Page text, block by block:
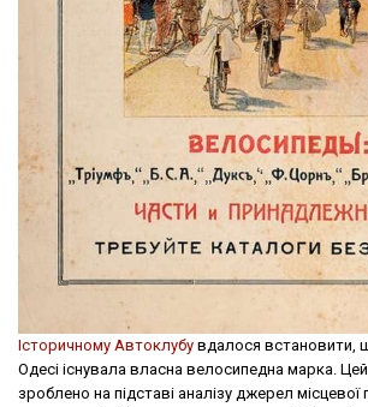
Історичному Автоклубу вдалося встановити,
Одесі існувала власна велосипедна марка.
зроблено на підставі аналізу джерел місцевої